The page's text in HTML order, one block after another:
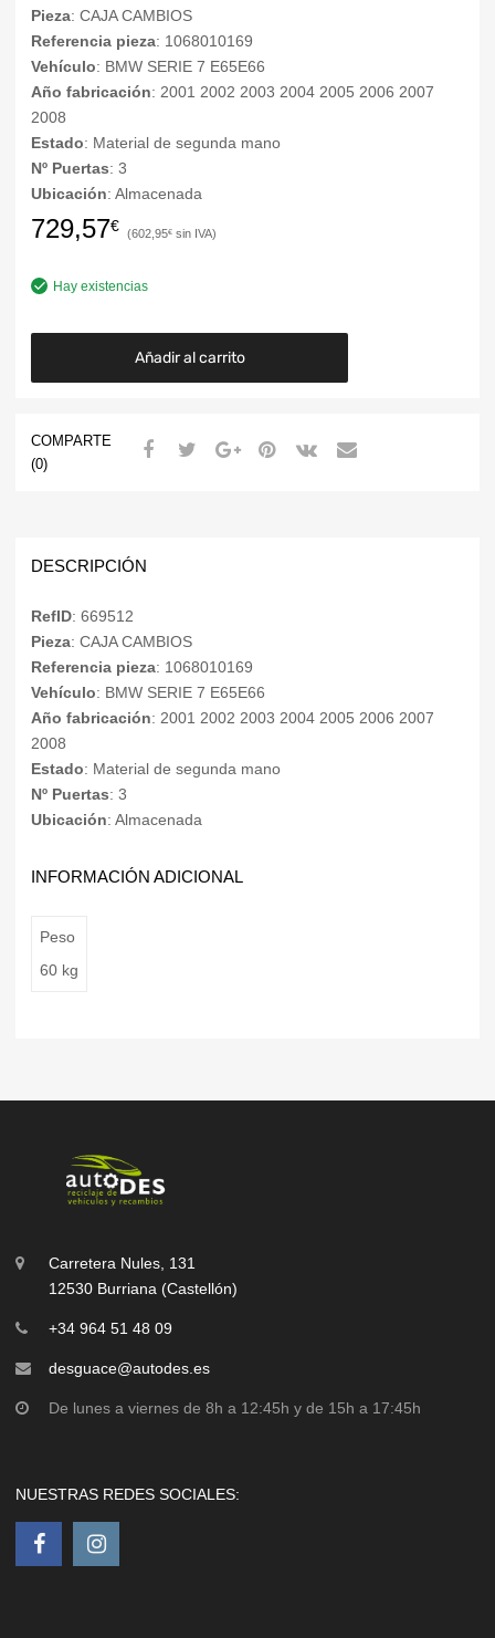
Pieza: CAJA CAMBIOS
Referencia pieza: 1068010169
Vehículo: BMW SERIE 7 E65E66
Año fabricación: 2001 2002 2003 2004 2005 2006 2007
2008
Estado: Material de segunda mano
Nº Puertas: 3
Ubicación: Almacenada
729,57€ 602,95€
Hay existencias
Añadir al carrito
COMPARTE
(0)
DESCRIPCIÓN
RefID: 669512
Pieza: CAJA CAMBIOS
Referencia pieza: 1068010169
Vehículo: BMW SERIE 7 E65E66
Año fabricación: 2001 2002 2003 2004 2005 2006 2007
2008
Estado: Material de segunda mano
Nº Puertas: 3
Ubicación: Almacenada
INFORMACIÓN ADICIONAL
Peso
60 kg
Carretera Nules, 131
12530 Burriana (Castellón)
+34 964 51 48 09
desguace@autodes.es
De lunes a viernes de 8h a 12:45h y de 15h a 17:45h
NUESTRAS REDES SOCIALES: